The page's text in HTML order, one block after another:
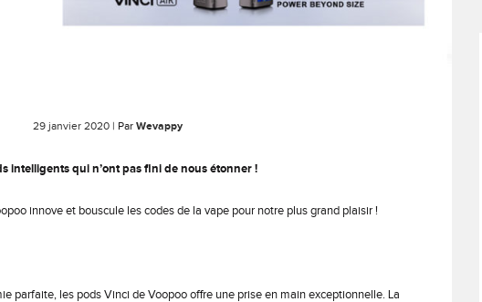
29 janvier 2020 | ParWevappy
intelligents qui n’ont pas fini de nous étonner !
innove et bouscule les codes de la vape pour notre plus grand plaisir !
parfaite, les pods Vinci de Voopoo offre une prise en main exceptionnelle. La